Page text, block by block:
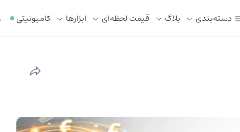
دسته‌بندی بلاگ قیمت لحظه‌ای ابزار‌ها کامیونیتی